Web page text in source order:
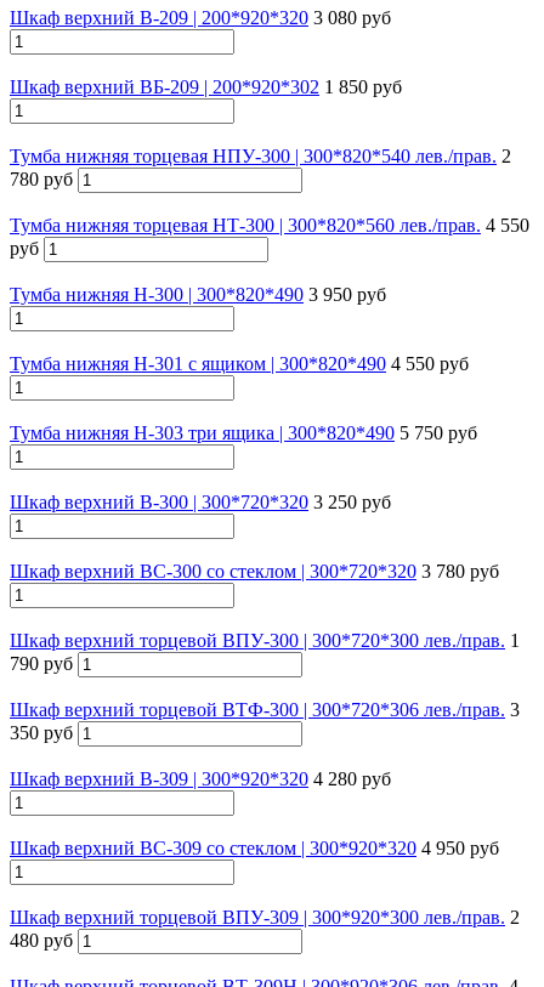
Шкаф верхний В-209 | 200*920*320 3 080 руб
Шкаф верхний ВБ-209 | 200*920*302 1 850 руб
Тумба нижняя торцевая НПУ-300 | 300*820*540 лев./прав. 2
780 руб
Тумба нижняя торцевая НТ-300 | 300*820*560 лев./прав. 4 550
руб
Тумба нижняя Н-300 | 300*820*490 3 950 руб
Тумба нижняя Н-301 с ящиком | 300*820*490 4 550 руб
Тумба нижняя Н-303 три ящика | 300*820*490 5 750 руб
Шкаф верхний В-300 | 300*720*320 3 250 руб
Шкаф верхний ВС-300 со стеклом | 300*720*320 3 780 руб
Шкаф верхний торцевой ВПУ-300 | 300*720*300 лев./прав. 1
790 руб
Шкаф верхний торцевой ВТФ-300 | 300*720*306 лев./прав. 3
350 руб
Шкаф верхний В-309 | 300*920*320 4 280 руб
Шкаф верхний ВС-309 со стеклом | 300*920*320 4 950 руб
Шкаф верхний торцевой ВПУ-309 | 300*920*300 лев./прав. 2
480 руб